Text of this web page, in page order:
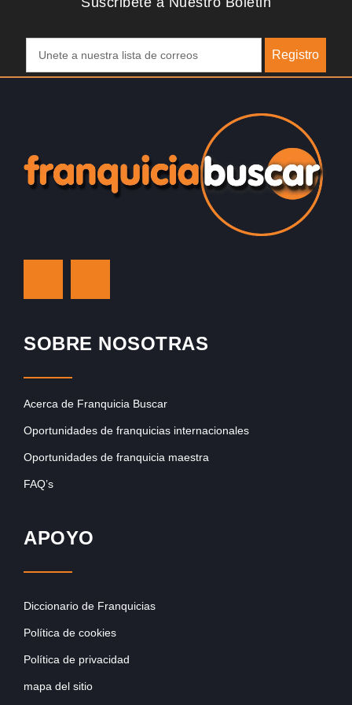
Registro
SOBRE NOSOTRAS
Acerca de Franquicia Buscar
Oportunidades de franquicias internacionales
Oportunidades de franquicia maestra
FAQ’s
APOYO
Diccionario de Franquicias
Política de cookies
Política de privacidad
mapa del sitio